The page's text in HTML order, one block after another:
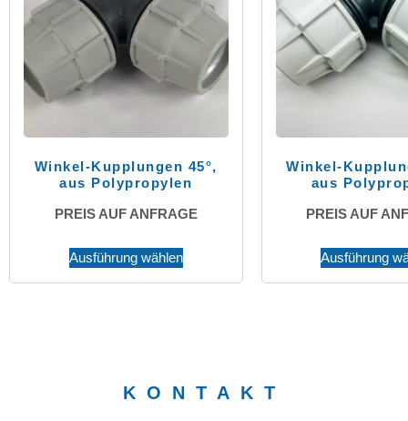
Winkel-Kupplungen 45°,
aus Polypropylen
PREIS AUF ANFRAGE
Ausführung wählen
Winkel-
aus
PREIS AUF
Ausführung
KONTAKT